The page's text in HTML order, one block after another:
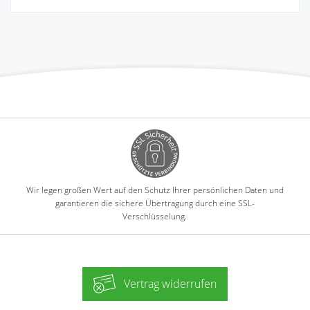
Wir legen großen Wert auf den Schutz Ihrer persönlichen Daten und
garantieren die sichere Übertragung durch eine SSL-
Verschlüsselung.
Vertrag widerrufen